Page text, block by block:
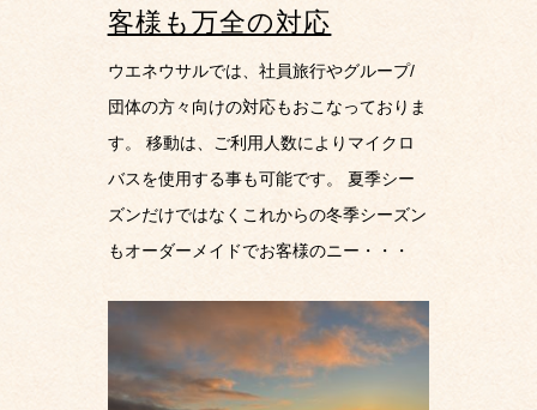
客様も万全の対応
ウエネウサルでは、社員旅行やグループ/
団体の方々向けの対応もおこなっておりま
す。 移動は、ご利用人数によりマイクロ
バスを使用する事も可能です。 夏季シー
ズンだけではなくこれからの冬季シーズン
もオーダーメイドでお客様のニー・・・